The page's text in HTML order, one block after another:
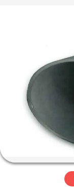
PRODUITS
SUJET
DE
NOUS